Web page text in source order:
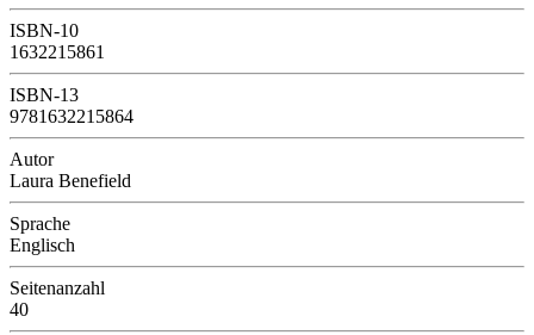
ISBN-10
1632215861
ISBN-13
9781632215864
Autor
Laura Benefield
Sprache
Englisch
Seitenanzahl
40